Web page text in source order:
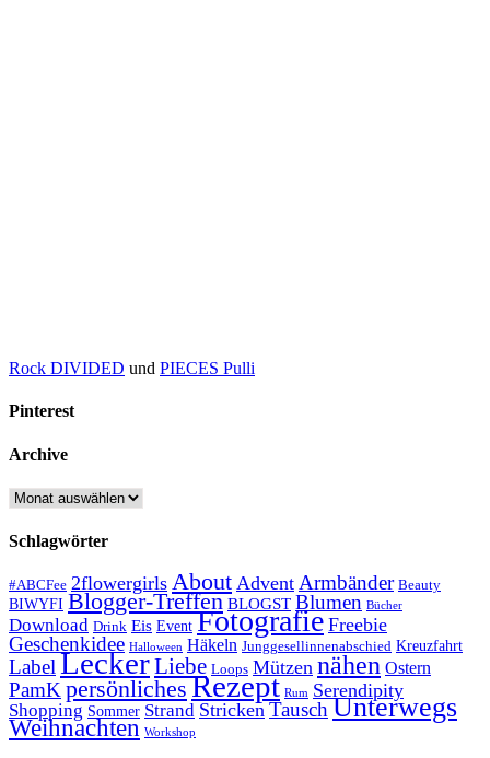
Rock DIVIDED und PIECES Pulli
Pinterest
Archive
Archive
Schlagwörter
#ABCFee 2flowergirls About Advent Armbänder Beauty
BIWYFI Blogger-Treffen BLOGST Blumen Bücher
Download Drink Eis Event Fotografie Freebie
Geschenkidee Halloween Häkeln Junggesellinnenabschied Kreuzfahrt
LabelLeckerLiebe Loops Mützen nähen Ostern
PamKpersönliches Rezept Rum Serendipity
Shopping Sommer Strand Stricken TauschUnterwegs
Weihnachten Workshop